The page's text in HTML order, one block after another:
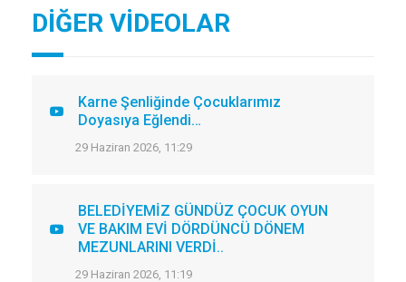
DİĞER VİDEOLAR
Karne Şenliğinde Çocuklarımız
Doyasıya Eğlendi…
29 Haziran 2026, 11:29
BELEDİYEMİZ GÜNDÜZ ÇOCUK OYUN
VE BAKIM EVİ DÖRDÜNCÜ DÖNEM
MEZUNLARINI VERDİ..
29 Haziran 2026, 11:19